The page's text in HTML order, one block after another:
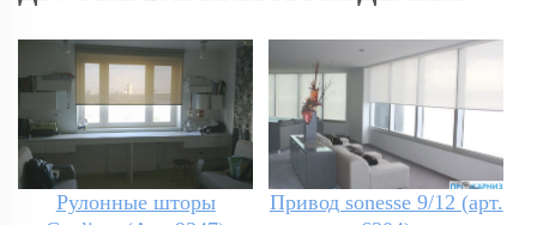
Рулонные шторы
Привод sonesse 9/12 (арт.